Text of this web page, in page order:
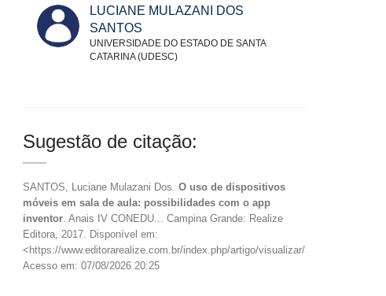
LUCIANE MULAZANI DOS
SANTOS
UNIVERSIDADE DO ESTADO DE SANTA
CATARINA (UDESC)
Sugestão de citação:
SANTOS, Luciane Mulazani Dos. O uso de dispositivos
móveis em sala de aula: possibilidades com o app
inventor. Anais IV CONEDU... Campina Grande: Realize
Editora, 2017. Disponível em:
<https://www.editorarealize.com.br/index.php/artigo/visualizar/37983>.
Acesso em: 07/08/2026 20:25